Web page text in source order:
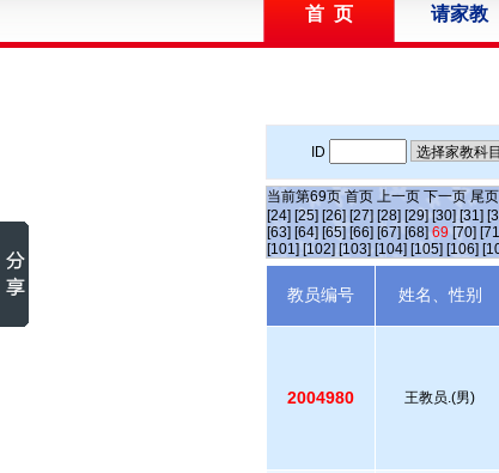
首 页 请家教
ID
当前第69页 首页 上一页 下一页 尾页
[24] [25] [26] [27] [28] [29] [30] [31]
[63] [64] [65] [66] [67] [68] 69 [70]
[101] [102] [103] [104] [105] [106]
教员编号 姓名、性别
2004980 王教员.(男)